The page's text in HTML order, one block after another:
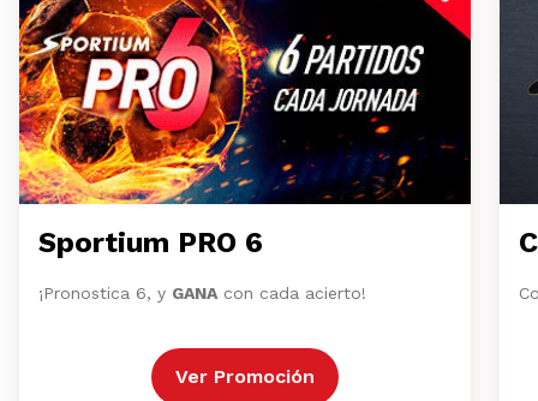
Sportium PRO 6
¡Pronostica 6, y GANA con cada acierto!
Ver Promoción